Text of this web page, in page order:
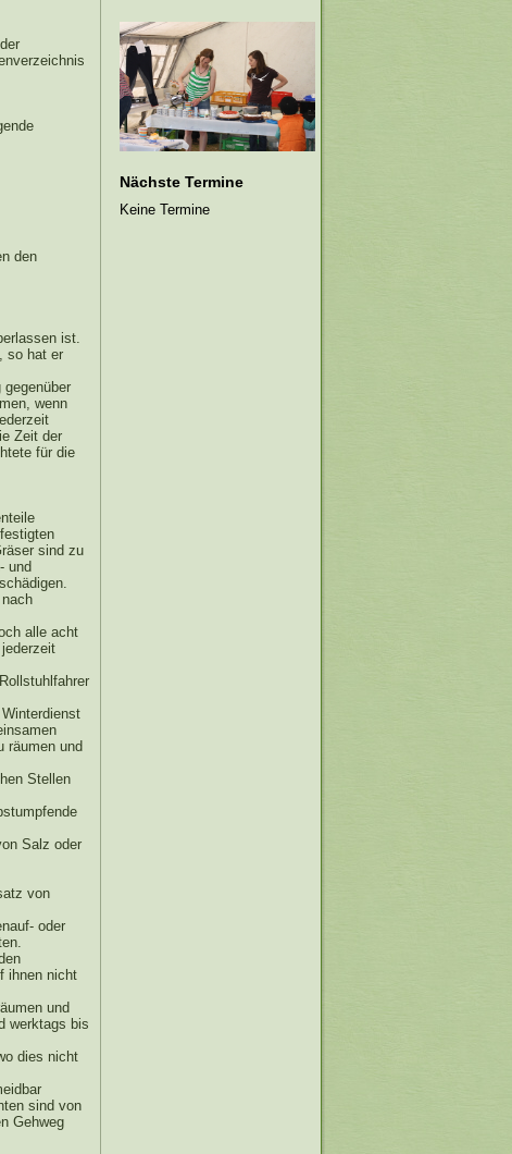
den
ist.
so hat er
wenn
Zeit der
für die
sind zu
und
alle acht
räumen und
Stellen
Salz oder
von
oder
ihnen nicht
und
werktags bis
dies nicht
sind von
Gehweg
Nächste Termine
Keine Termine